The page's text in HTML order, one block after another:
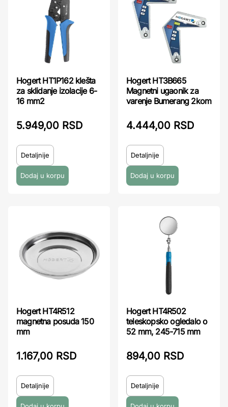
Hogert HT1P162 klešta
za sklidanje izolacije 6-
16 mm2
5.949,00 RSD
Detaljnije
Hogert HT3B665
Magnetni ugaonik za
varenje Bumerang 2kom
4.444,00 RSD
Detaljnije
Hogert HT4R512
magnetna posuda 150
mm
1.167,00 RSD
Detaljnije
Hogert HT4R502
teleskopsko ogledalo o
52 mm, 245-715 mm
894,00 RSD
Detaljnije